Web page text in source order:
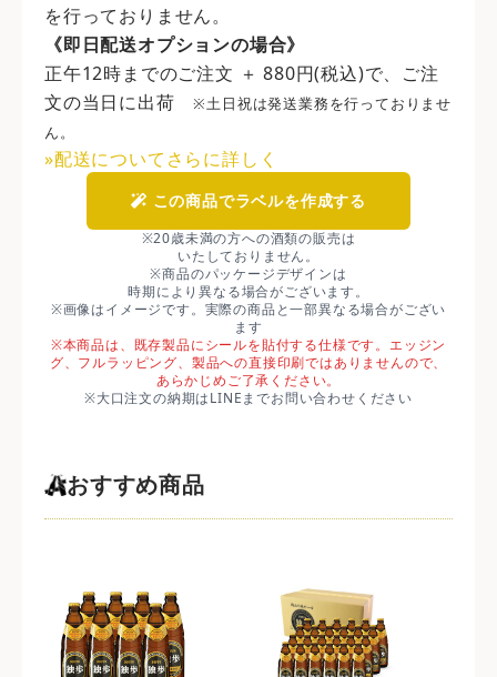
を行っておりません。
《即日配送オプションの場合》
正午12時までのご注文 ＋ 880円(税込)で、ご注
文の当日に出荷※土日祝は発送業務を行っておりませ
ん。
»配送についてさらに詳しく
この商品でラベルを作成する
※20歳未満の方への酒類の販売は
いたしておりません。
※商品のパッケージデザインは
時期により異なる場合がございます。
※画像はイメージです。実際の商品と一部異なる場合がござい
ます
※本商品は、既存製品にシールを貼付する仕様です。エッジン
グ、フルラッピング、製品への直接印刷ではありませんので、
あらかじめご了承ください。
※大口注文の納期はLINEまでお問い合わせください
おすすめ商品